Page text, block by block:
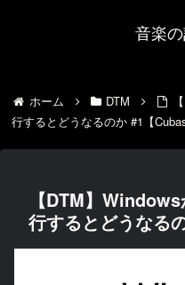
音楽
ホーム DTM
行するとどうなるのか #1【
【DTM】
行するとどうなる